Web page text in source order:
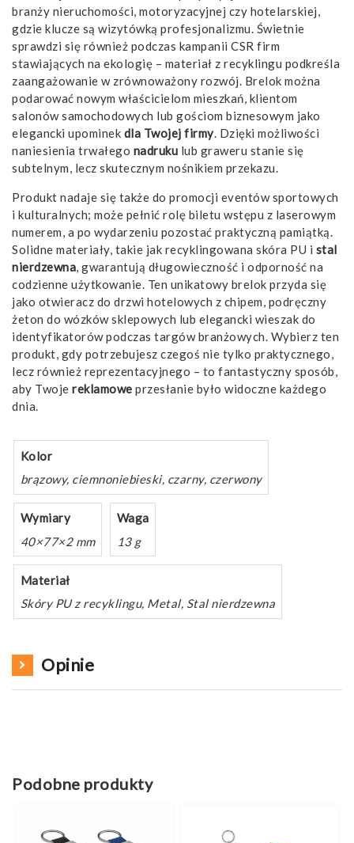
branży nieruchomości, motoryzacyjnej czy hotelarskiej,
gdzie klucze są wizytówką profesjonalizmu. Świetnie
sprawdzi się również podczas kampanii CSR firm
stawiających na ekologię – materiał z recyklingu podkreśla
zaangażowanie w zrównoważony rozwój. Brelok można
podarować nowym właścicielom mieszkań, klientom
salonów samochodowych lub gościom biznesowym jako
elegancki upominek dla Twojej firmy. Dzięki możliwości
naniesienia trwałego nadruku lub graweru stanie się
subtelnym, lecz skutecznym nośnikiem przekazu.
Produkt nadaje się także do promocji eventów sportowych
i kulturalnych; może pełnić rolę biletu wstępu z laserowym
numerem, a po wydarzeniu pozostać praktyczną pamiątką.
Solidne materiały, takie jak recyklingowana skóra PU i stal
nierdzewna, gwarantują długowieczność i odporność na
codzienne użytkowanie. Ten unikatowy brelok przyda się
jako otwieracz do drzwi hotelowych z chipem, podręczny
żeton do wózków sklepowych lub elegancki wieszak do
identyfikatorów podczas targów branżowych. Wybierz ten
produkt, gdy potrzebujesz czegoś nie tylko praktycznego,
lecz również reprezentacyjnego – to fantastyczny sposób,
aby Twoje reklamowe przesłanie było widoczne każdego
dnia.
Kolor
brązowy, ciemnoniebieski, czarny, czerwony
Wymiary
40×77×2 mm
Waga
13 g
Materiał
Skóry PU z recyklingu, Metal, Stal nierdzewna
Opinie
Podobne produkty